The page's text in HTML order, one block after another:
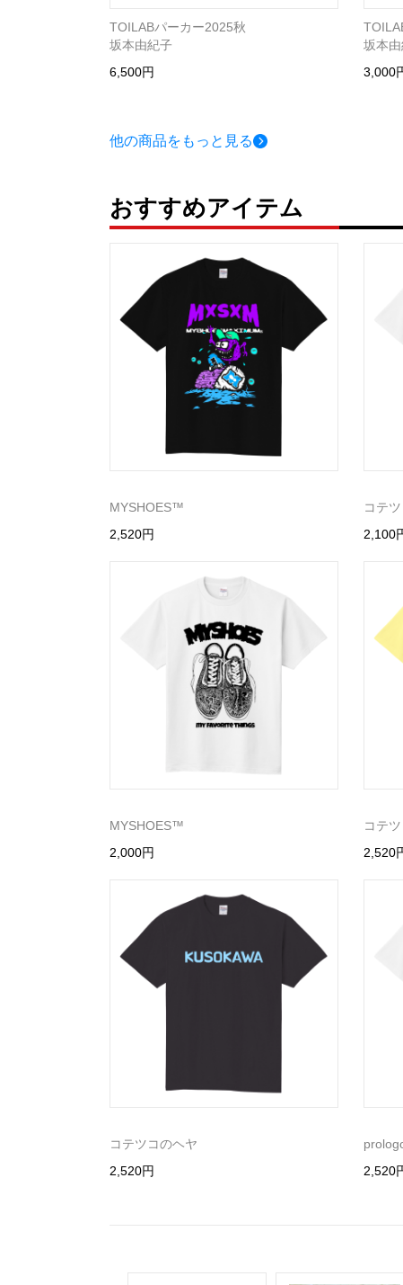
TOILABパーカー2025秋
坂本由紀子
6,500円
坂本
3,000
他の商品をもっと見る
おすすめアイテム
MYSHOES™️
2,520円
コテ
2,100
MYSHOES™️
2,000円
コテ
2,520
コテツコのヘヤ
2,520円
2,520